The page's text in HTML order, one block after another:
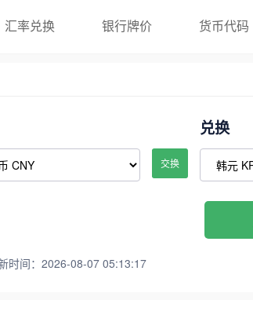
汇率兑换 银行牌价 货币代码
交换
兑换
时间：2026-08-07 05:13:17